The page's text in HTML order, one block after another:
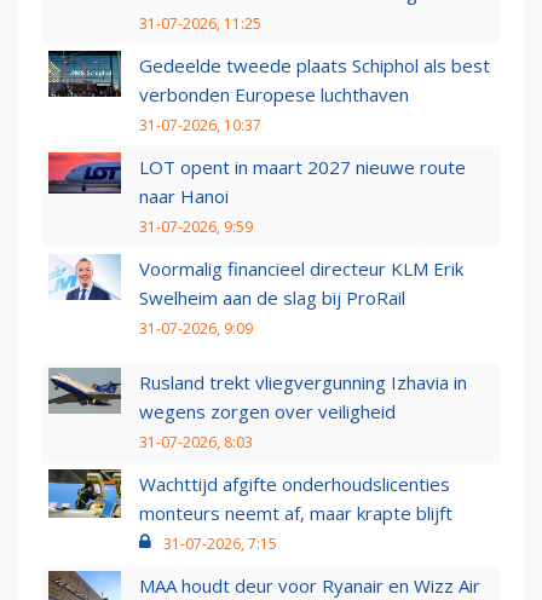
31-07-2026, 11:25
Gedeelde tweede plaats Schiphol als best
verbonden Europese luchthaven
31-07-2026, 10:37
LOT opent in maart 2027 nieuwe route
naar Hanoi
31-07-2026, 9:59
Voormalig financieel directeur KLM Erik
Swelheim aan de slag bij ProRail
31-07-2026, 9:09
Rusland trekt vliegvergunning Izhavia in
wegens zorgen over veiligheid
31-07-2026, 8:03
Wachttijd afgifte onderhoudslicenties
monteurs neemt af, maar krapte blijft
31-07-2026, 7:15
MAA houdt deur voor Ryanair en Wizz Air